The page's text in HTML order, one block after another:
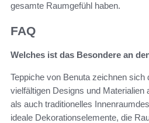
gesamte Raumgefühl haben.
FAQ
Welches ist das Besondere an
Teppiche von Benuta zeichnen sich
vielfältigen Designs und Materialien
als auch traditionelles
ideale Dekorationselemente, die